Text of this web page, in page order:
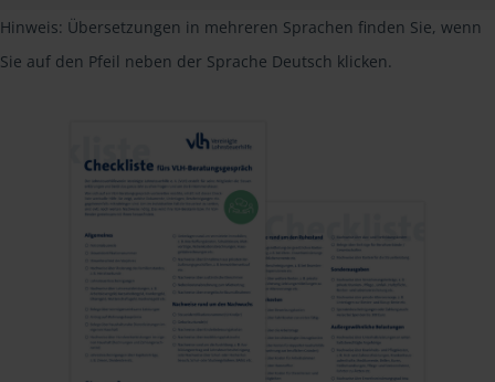
Hinweis: Übersetzungen in mehreren Sprachen finden Sie, wenn
Sie auf den Pfeil neben der Sprache Deutsch klicken.